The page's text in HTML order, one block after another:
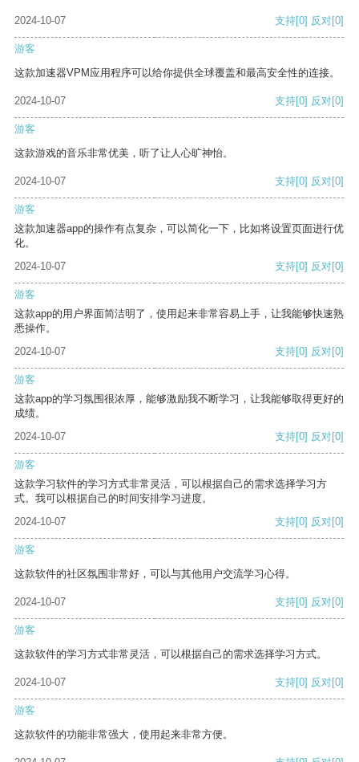
2024-10-07 支持[0] 反对[0]
游客
这款加速器VPM应用程序可以给你提供全球覆盖和最高安全性的连接。
2024-10-07 支持[0] 反对[0]
游客
这款游戏的音乐非常优美，听了让人心旷神怡。
2024-10-07 支持[0] 反对[0]
游客
这款加速器app的操作有点复杂，可以简化一下，比如将设置页面进行优
化。
2024-10-07
支持[0] 反对[0]
游客
这款app的用户界面简洁明了，使用起来非常容易上手，让我能够快速熟
悉操作。
2024-10-07
支持[0] 反对[0]
游客
这款app的学习氛围很浓厚，能够激励我不断学习，让我能够取得更好的
成绩。
2024-10-07
支持[0] 反对[0]
游客
这款学习软件的学习方式非常灵活，可以根据自己的需求选择学习方
式。我可以根据自己的时间安排学习进度。
2024-10-07
支持[0] 反对[0]
游客
这款软件的社区氛围非常好，可以与其他用户交流学习心得。
2024-10-07 支持[0] 反对[0]
游客
这款软件的学习方式非常灵活，可以根据自己的需求选择学习方式。
2024-10-07 支持[0] 反对[0]
游客
这款软件的功能非常强大，使用起来非常方便。